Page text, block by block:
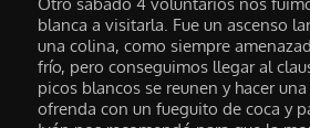
blanca a visitarla. Fue un ascenso
una colina, como siempre
frío, pero conseguimos llegar al
picos blancos se reunen y hacer
ofrenda con un fueguito de coca y